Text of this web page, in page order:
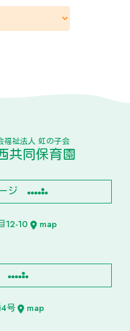
福祉法人 虹の子会
共同保育園
ジ
12-10
map
号
map